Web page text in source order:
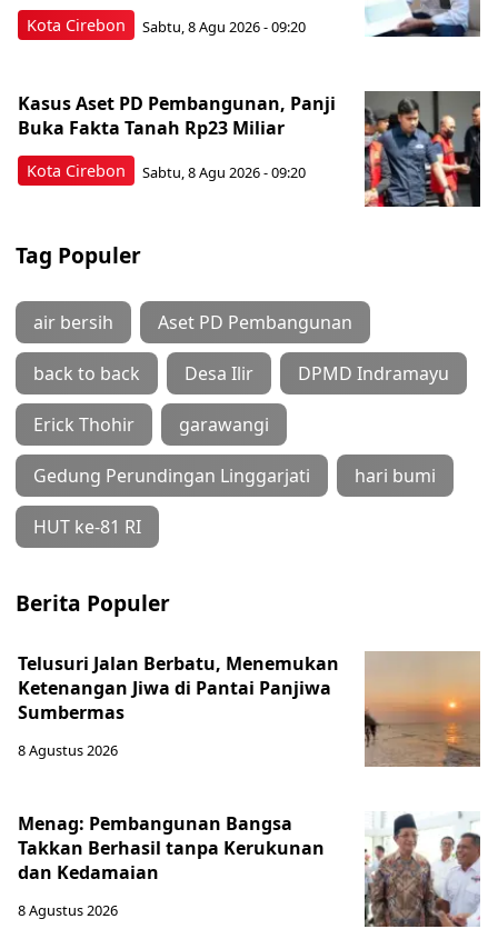
Kota Cirebon Sabtu, 8 Agu 2026 - 09:20
Kota Cirebon
Kasus Aset PD Pembangunan, Panji
Buka Fakta Tanah Rp23 Miliar
Sabtu, 8 Agu 2026 - 09:20
Tag Populer
air bersih Aset PD Pembangunan
back to back Desa Ilir DPMD Indramayu
Erick Thohir garawangi
Gedung Perundingan Linggarjati hari bumi
HUT ke-81 RI
Berita Populer
Telusuri Jalan Berbatu, Menemukan
Ketenangan Jiwa di Pantai Panjiwa
Sumbermas
8 Agustus 2026
Menag: Pembangunan Bangsa
Takkan Berhasil tanpa Kerukunan
dan Kedamaian
8 Agustus 2026